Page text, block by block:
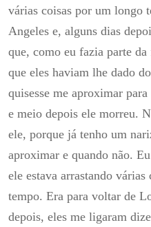
várias coisas por um longo
Angeles e, alguns dias
que, como eu fazia parte
que eles haviam lhe dado
quisesse me aproximar para
e meio depois ele morreu.
ele, porque já tenho um
aproximar e quando não.
ele estava arrastando
tempo. Era para voltar de
depois, eles me ligaram